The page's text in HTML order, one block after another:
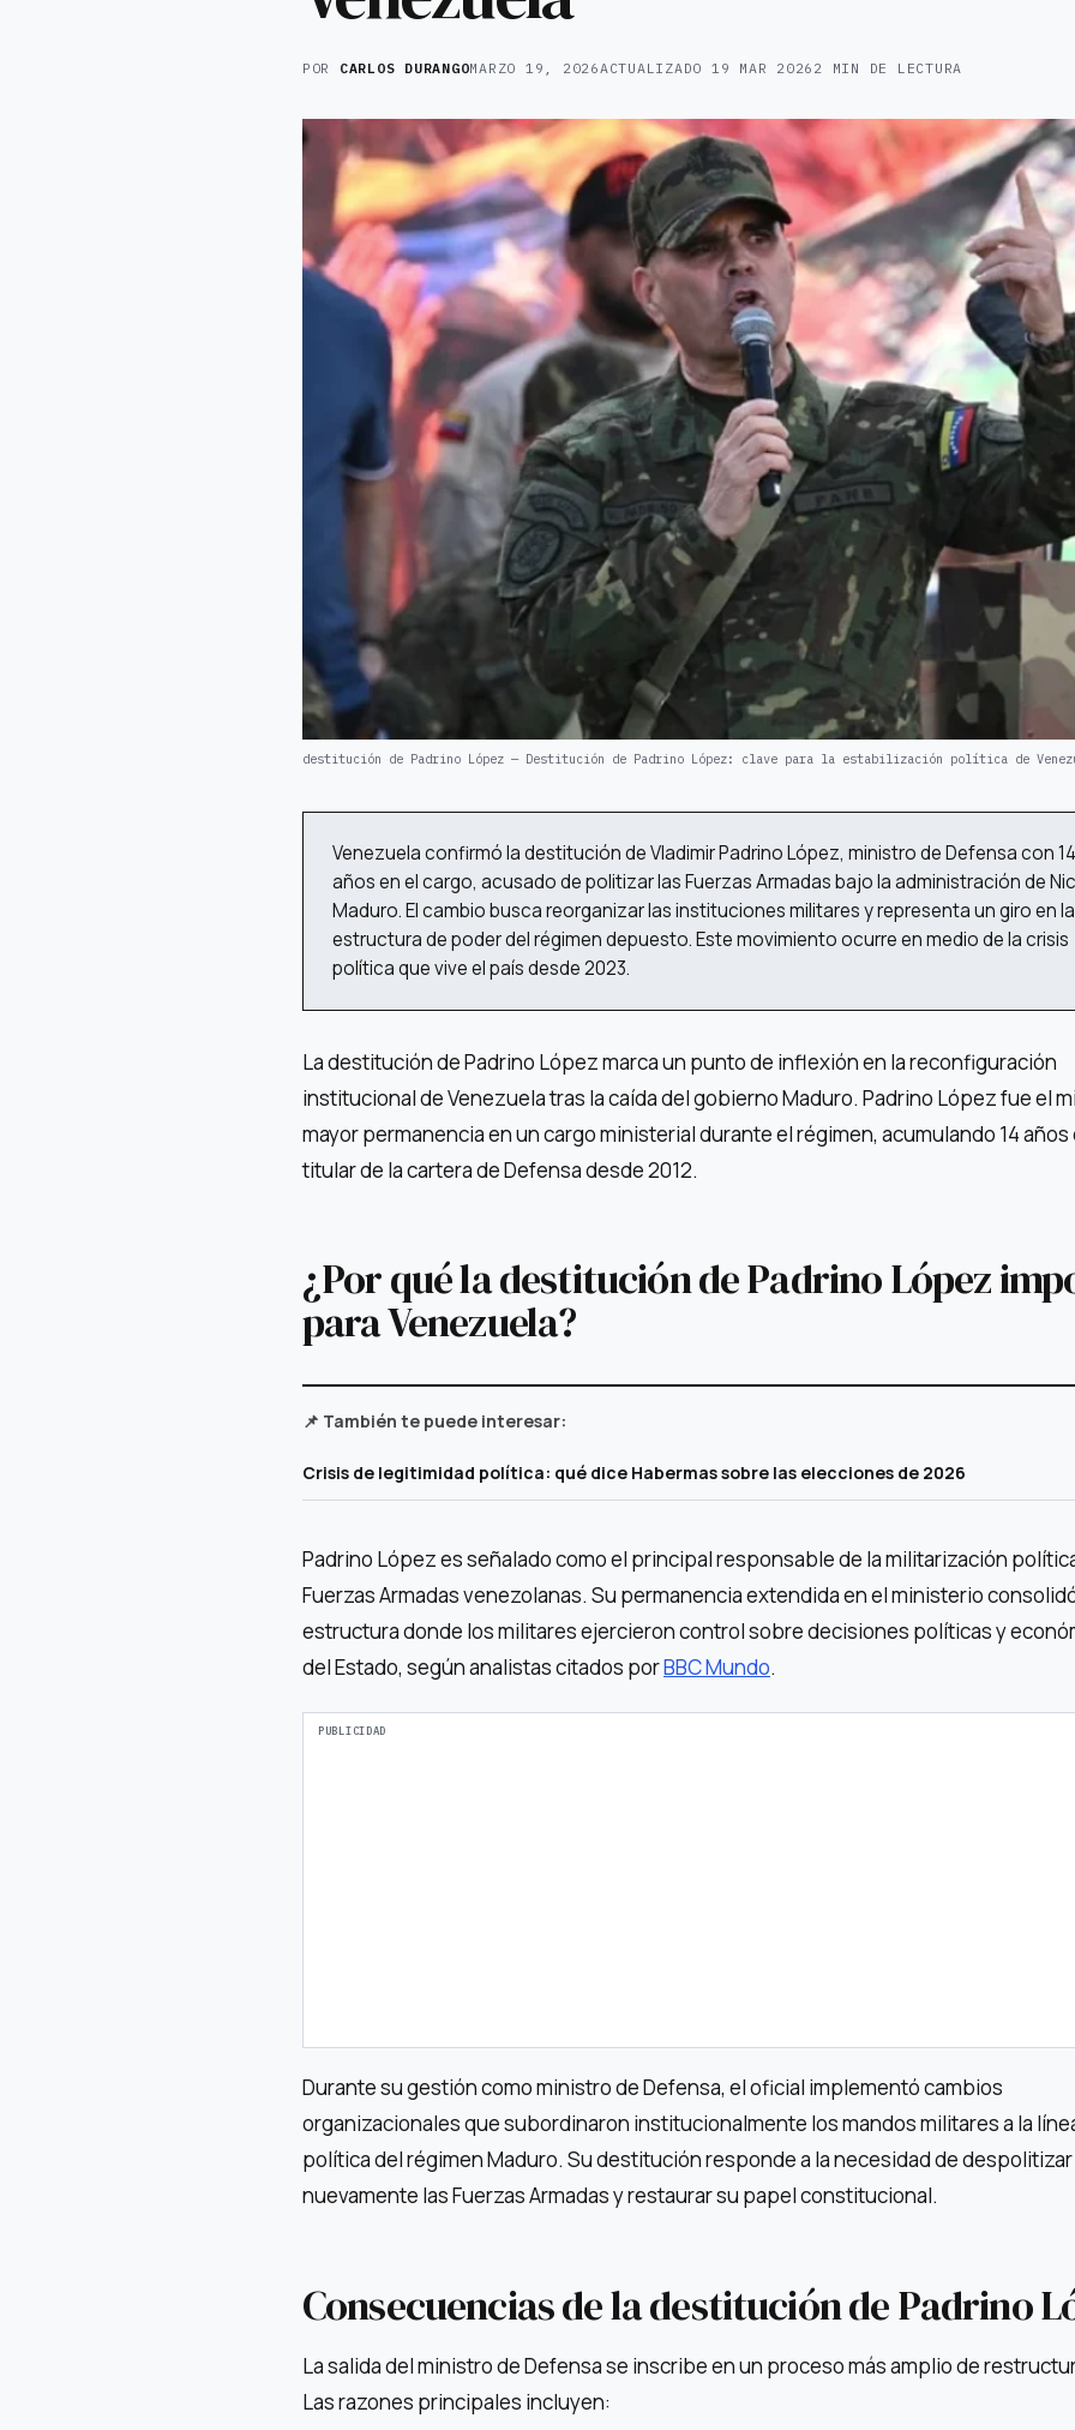
POR CARLOS DURANGOMARZO 19, 2026ACTUALIZADO 19 MAR 2026 2 MIN DE LECTURA
destitución de Padrino López — Destitución de Padrino López: clave para la estabilización política de
Venezuela confirmó la destitución de Vladimir Padrino López, ministro de Defensa con 14
años en el cargo, acusado de politizar las Fuerzas Armadas bajo la administración de
Maduro. El cambio busca reorganizar las instituciones militares y representa un giro en la
estructura de poder del régimen depuesto. Este movimiento ocurre en medio de la crisis
política que vive el país desde 2023.
La destitución de Padrino López marca un punto de inflexión en la reconfiguración
institucional de Venezuela tras la caída del gobierno Maduro. Padrino López fue el
mayor permanencia en un cargo ministerial durante el régimen, acumulando 14 años
titular de la cartera de Defensa desde 2012.
¿Por qué la destitución de Padrino López
para Venezuela?
📌 También te puede interesar:
Crisis de legitimidad política: qué dice Habermas sobre las elecciones de 2026
Padrino López es señalado como el principal responsable de la militarización
Fuerzas Armadas venezolanas. Su permanencia extendida en el ministerio
estructura donde los militares ejercieron control sobre decisiones políticas y
del Estado, según analistas citados porBBC Mundo.
Durante su gestión como ministro de Defensa, el oficial implementó cambios
organizacionales que subordinaron institucionalmente los mandos militares a la
política del régimen Maduro. Su destitución responde a la necesidad de despolitizar
nuevamente las Fuerzas Armadas y restaurar su papel constitucional.
Consecuencias de la destitución de Padrino
La salida del ministro de Defensa se inscribe en un proceso más amplio de
Las razones principales incluyen: